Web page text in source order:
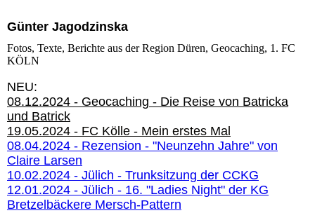
Günter Jagodzinska
Fotos, Texte, Berichte aus der Region Düren, Geocaching, 1. FC
KÖLN
NEU:
08.12.2024 - Geocaching - Die Reise von Batricka
und Batrick
19.05.2024 - FC Kölle - Mein erstes Mal
08.04.2024 - Rezension - "Neunzehn Jahre" von
Claire Larsen
10.02.2024 - Jülich - Trunksitzung der CCKG
12.01.2024 - Jülich - 16. "Ladies Night" der KG
Bretzelbäckere Mersch-Pattern